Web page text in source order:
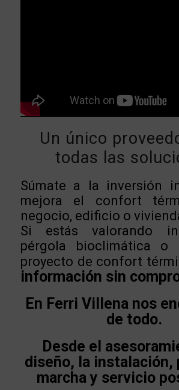
Un único
todas las
Súmate a la inversión
mejora el confort
negocio, edificio o
Si estás valorando
pérgola bioclimática o
proyecto de confort
información sin
En Ferri Villena nos
de todo.
Desde el
diseño, la instalación,
marcha y servicio